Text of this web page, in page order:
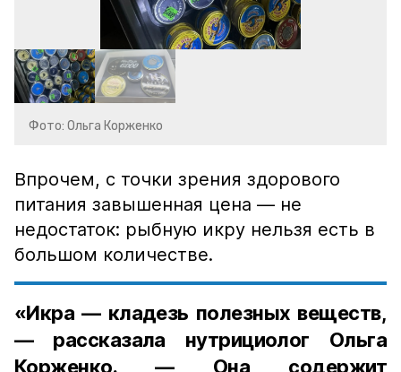
Фото: Ольга Корженко
Впрочем, с точки зрения здорового
питания завышенная цена — не
недостаток: рыбную икру нельзя есть в
большом количестве.
«Икра — кладезь полезных веществ,
— рассказала нутрициолог Ольга
Корженко. — Она содержит